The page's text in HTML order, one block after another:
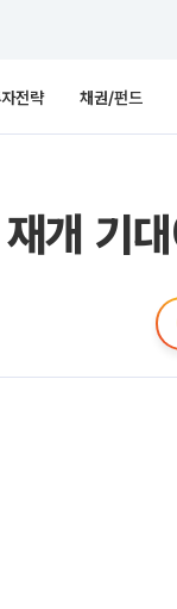
전략 채권/펀드
개 기